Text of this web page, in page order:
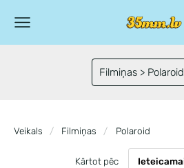
Filmiņas > Polaroid
Veikals Filmiņas Polaroid
Kārtot pēc